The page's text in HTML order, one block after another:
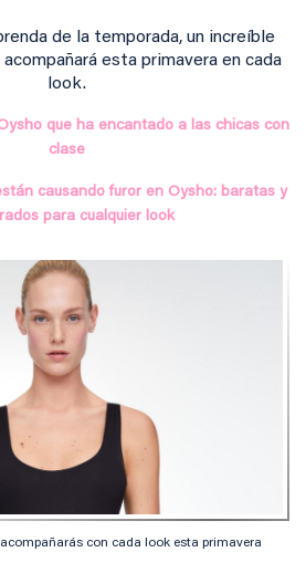
de la temporada, un increíble
esta primavera en cada
look.
que ha encantado a las chicas con
clase
causando furor en Oysho: baratas y
para cualquier look
con cada look esta primavera